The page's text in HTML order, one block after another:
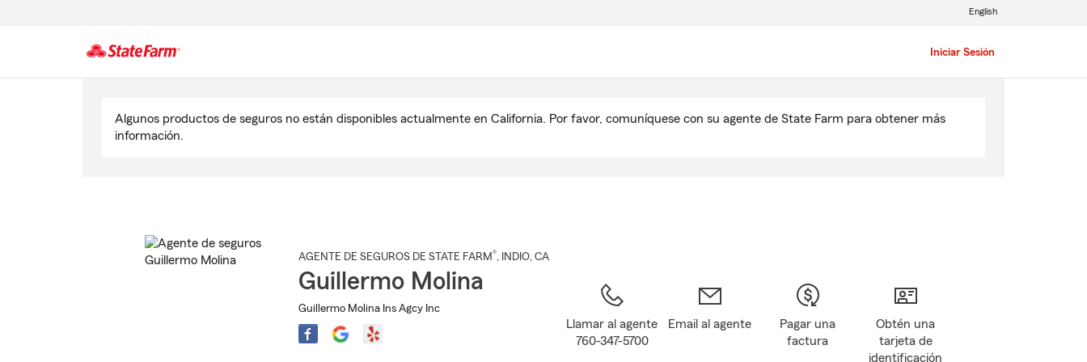
Iniciar Sesión
English
Algunos productos de seguros no están disponibles actualmente en California. Por favor, comuníquese con su agente de State Farm para obtener más
información.
AGENTE DE SEGUROS DE STATE FARM®, INDIO, CA
Guillermo Molina
Guillermo Molina Ins Agcy Inc
Llamar al agente
760-347-5700
Email al agente
Pagar una
factura
Obtén una
tarjeta de
identificación